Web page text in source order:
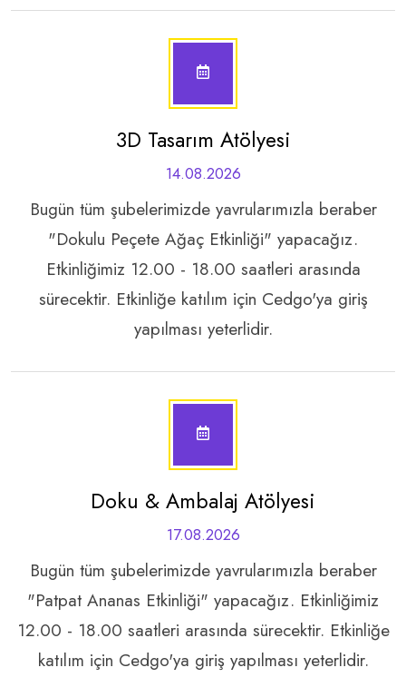
3D Tasarım Atölyesi
14.08.2026
Bugün tüm şubelerimizde yavrularımızla beraber
"Dokulu Peçete Ağaç Etkinliği" yapacağız.
Etkinliğimiz 12.00 - 18.00 saatleri arasında
sürecektir. Etkinliğe katılım için Cedgo'ya giriş
yapılması yeterlidir.
Doku & Ambalaj Atölyesi
17.08.2026
Bugün tüm şubelerimizde yavrularımızla beraber
"Patpat Ananas Etkinliği" yapacağız. Etkinliğimiz
12.00 - 18.00 saatleri arasında sürecektir. Etkinliğe
katılım için Cedgo'ya giriş yapılması yeterlidir.